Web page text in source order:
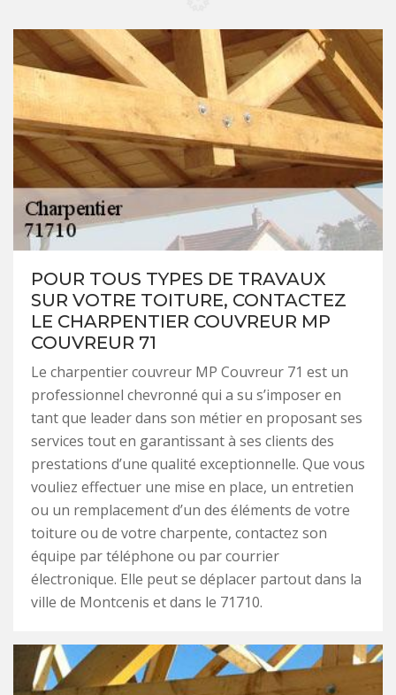
POUR TOUS TYPES DE TRAVAUX
SUR VOTRE TOITURE, CONTACTEZ
LE CHARPENTIER COUVREUR MP
COUVREUR 71
Le charpentier couvreur MP Couvreur 71 est un
professionnel chevronné qui a su s’imposer en
tant que leader dans son métier en proposant ses
services tout en garantissant à ses clients des
prestations d’une qualité exceptionnelle. Que vous
vouliez effectuer une mise en place, un entretien
ou un remplacement d’un des éléments de votre
toiture ou de votre charpente, contactez son
équipe par téléphone ou par courrier
électronique. Elle peut se déplacer partout dans la
ville de Montcenis et dans le 71710.